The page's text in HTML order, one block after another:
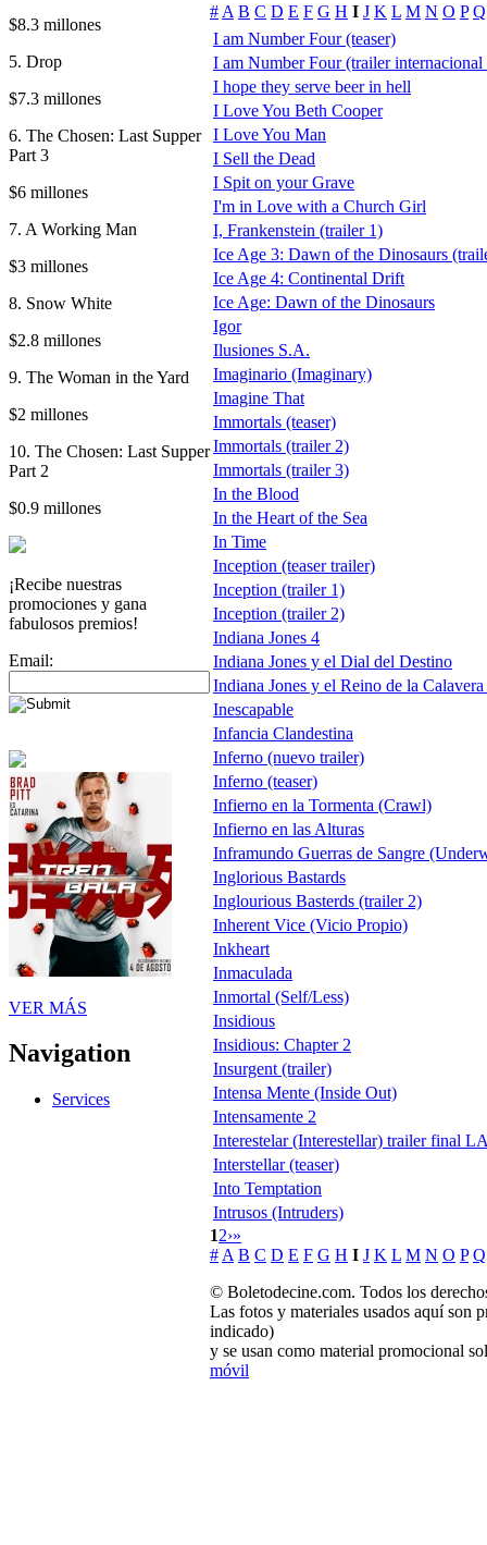
$8.3 millones
5. Drop
$7.3 millones
6. The Chosen: Last Supper
Part 3
$6 millones
7. A Working Man
$3 millones
8. Snow White
$2.8 millones
9. The Woman in the Yard
$2 millones
10. The Chosen: Last Supper
Part 2
$0.9 millones
¡Recibe nuestras
promociones y gana
fabulosos premios!
Email:
VER MÁS
Navigation
Services
# A B C D E F G H I J K L M N O P Q
I am Number Four (teaser)
I am Number Four (trailer internacional
I hope they serve beer in hell
I Love You Beth Cooper
I Love You Man
I Sell the Dead
I Spit on your Grave
I'm in Love with a Church Girl
I, Frankenstein (trailer 1)
Ice Age 3: Dawn of the Dinosaurs
Ice Age 4: Continental Drift
Ice Age: Dawn of the Dinosaurs
Igor
Ilusiones S.A.
Imaginario (Imaginary)
Imagine That
Immortals (teaser)
Immortals (trailer 2)
Immortals (trailer 3)
In the Blood
In the Heart of the Sea
In Time
Inception (teaser trailer)
Inception (trailer 1)
Inception (trailer 2)
Indiana Jones 4
Indiana Jones y el Dial del Destino
Indiana Jones y el Reino de la
Inescapable
Infancia Clandestina
Inferno (nuevo trailer)
Inferno (teaser)
Infierno en la Tormenta (Crawl)
Infierno en las Alturas
Inframundo Guerras de Sangre
Inglorious Bastards
Inglourious Basterds (trailer 2)
Inherent Vice (Vicio Propio)
Inkheart
Inmaculada
Inmortal (Self/Less)
Insidious
Insidious: Chapter 2
Insurgent (trailer)
Intensa Mente (Inside Out)
Intensamente 2
Interestelar (Interestellar) trailer final
Interstellar (teaser)
Into Temptation
Intrusos (Intruders)
12›»
# A B C D E F G H I J K L M N O P Q
© Boletodecine.com. Todos los
Las fotos y materiales usados aquí son
indicado)
y se usan como material promocional
móvil